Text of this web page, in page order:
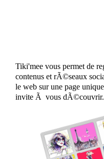
Tiki'mee vous permet de
contenus et rÃ©seaux
le web sur une page
invite Ã vous dÃ©couvrir.